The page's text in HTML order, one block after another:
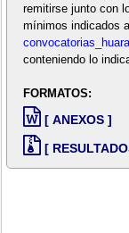
remitirse junto con
mínimos indicados
conteniendo lo
FORMATOS:
[ ANEXOS ]
[